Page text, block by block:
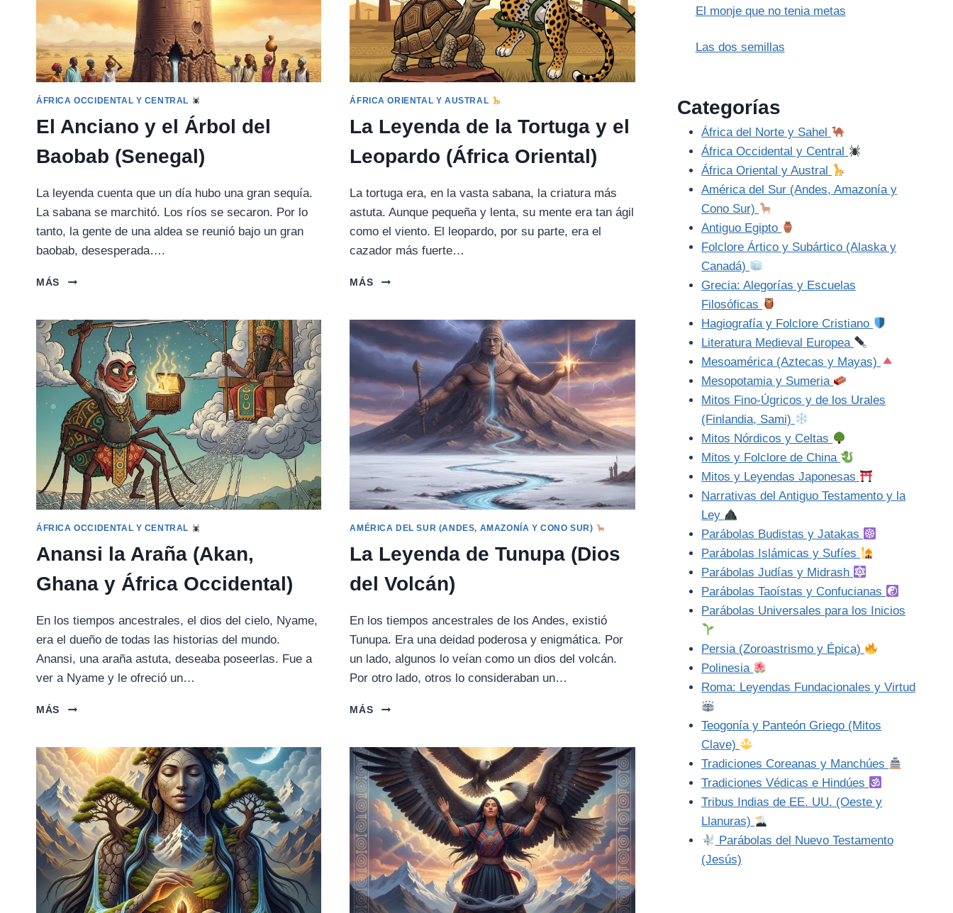
ÁFRICA OCCIDENTAL Y CENTRAL
El Anciano y el Árbol del
Baobab (Senegal)
La leyenda cuenta que un día hubo una gran sequía.
La sabana se marchitó. Los ríos se secaron. Por lo
tanto, la gente de una aldea se reunió bajo un gran
baobab, desesperada….
MÁS
EL
EL
ÁRBOL
DEL
BAOBAB
(SENEGAL)
ÁFRICA ORIENTAL Y AUSTRAL
La Leyenda de la Tortuga y el
Leopardo (África Oriental)
La tortuga era, en la vasta sabana, la criatura más
astuta. Aunque pequeña y lenta, su mente era tan ágil
como el viento. El leopardo, por su parte, era el
cazador más fuerte…
MÁS
LA
LA
TORTUGA
Y
EL
LEOPARDO
(ÁFRICA
ORIENTAL)
ÁFRICA OCCIDENTAL Y CENTRAL
Anansi la Araña (Akan,
Ghana y África Occidental)
En los tiempos ancestrales, el dios del cielo, Nyame,
era el dueño de todas las historias del mundo.
Anansi, una araña astuta, deseaba poseerlas. Fue a
ver a Nyame y le ofreció un…
MÁS
ANANSI
(AKAN,
GHANA
Y
ÁFRICA
OCCIDENTAL)
AMÉRICA DEL SUR (ANDES, AMAZONÍA Y CONO SUR)
La Leyenda de Tunupa (Dios
del Volcán)
En los tiempos ancestrales de los Andes, existió
Tunupa. Era una deidad poderosa y enigmática. Por
un lado, algunos lo veían como un dios del volcán.
Por otro lado, otros lo consideraban un…
MÁS
LA
TUNUPA
(DIOS
DEL
VOLCÁN)
El monje que no tenia metas
Las dos semillas
Categorías
África del Norte y Sahel
África Occidental y Central
África Oriental y Austral
América del Sur (Andes, Amazonía y
Cono Sur)
Antiguo Egipto
Folclore Ártico y Subártico (Alaska y
Canadá)
Grecia: Alegorías y Escuelas
Filosóficas
Hagiografía y Folclore Cristiano
Literatura Medieval Europea
Mesoamérica (Aztecas y Mayas)
Mesopotamia y Sumeria
Mitos Fino-Úgricos y de los Urales
(Finlandia, Sami)
Mitos Nórdicos y Celtas
Mitos y Folclore de China
Mitos y Leyendas Japonesas
Narrativas del Antiguo Testamento y la
Ley
Parábolas Budistas y Jatakas
Parábolas Islámicas y Sufíes
Parábolas Judías y Midrash
Parábolas Taoístas y Confucianas
Parábolas Universales para los Inicios
Persia (Zoroastrismo y Épica)
Polinesia
Roma: Leyendas Fundacionales y Virtud
Teogonía y Panteón Griego (Mitos
Clave)
Tradiciones Coreanas y Manchúes
Tradiciones Védicas e Hindúes
Tribus Indias de EE. UU. (Oeste y
Llanuras)
Parábolas del Nuevo Testamento
(Jesús)